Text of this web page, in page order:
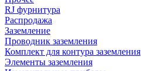
RJ фурнитура
Распродажа
Заземление
Проводник заземления
Комплект для контура заземления
Элементы заземления